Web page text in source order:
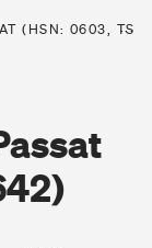
(HSN: 0603,